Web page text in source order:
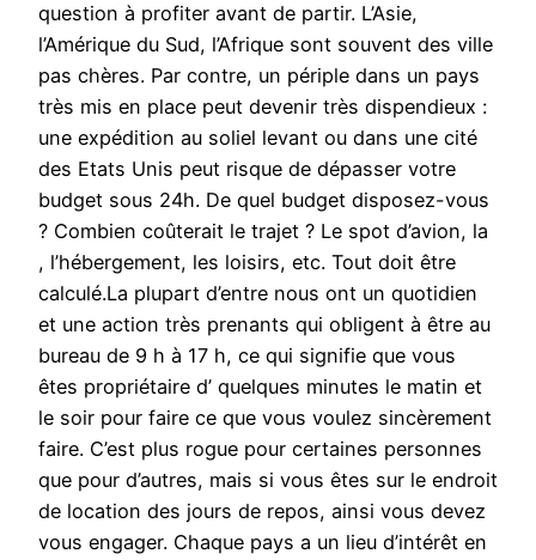
question à profiter avant de partir. L’Asie,
l’Amérique du Sud, l’Afrique sont souvent des ville
pas chères. Par contre, un périple dans un pays
très mis en place peut devenir très dispendieux :
une expédition au soliel levant ou dans une cité
des Etats Unis peut risque de dépasser votre
budget sous 24h. De quel budget disposez-vous
? Combien coûterait le trajet ? Le spot d’avion, la
, l’hébergement, les loisirs, etc. Tout doit être
calculé.La plupart d’entre nous ont un quotidien
et une action très prenants qui obligent à être au
bureau de 9 h à 17 h, ce qui signifie que vous
êtes propriétaire d’ quelques minutes le matin et
le soir pour faire ce que vous voulez sincèrement
faire. C’est plus rogue pour certaines personnes
que pour d’autres, mais si vous êtes sur le endroit
de location des jours de repos, ainsi vous devez
vous engager. Chaque pays a un lieu d’intérêt en